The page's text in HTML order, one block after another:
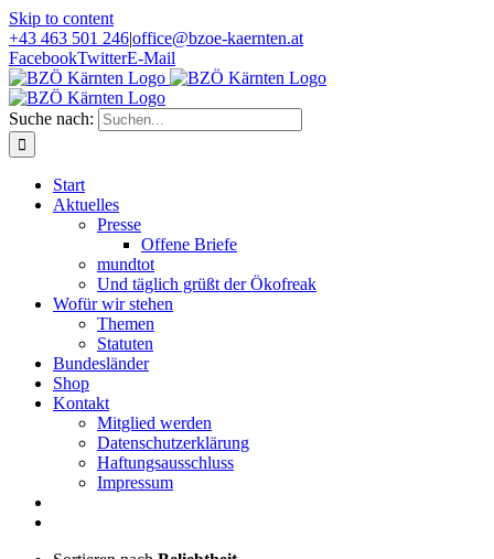
Skip to content
+43 463 501 246|office@bzoe-kaernten.at
FacebookTwitterE-Mail
Suche nach:
Start
Aktuelles
Presse
Offene Briefe
mundtot
Und täglich grüßt der Ökofreak
Wofür wir stehen
Themen
Statuten
Bundesländer
Shop
Kontakt
Mitglied werden
Datenschutzerklärung
Haftungsausschluss
Impressum